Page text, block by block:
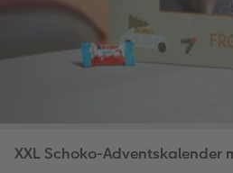
XXL Schoko-Adventskalender